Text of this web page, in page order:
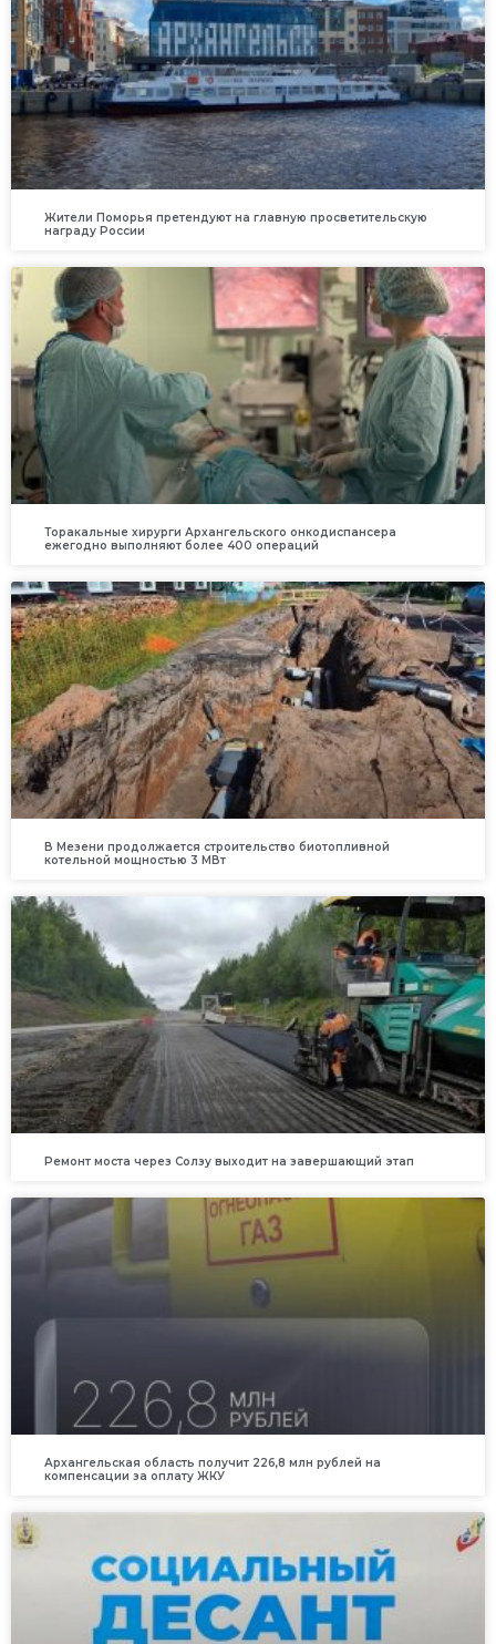
Жители Поморья претендуют на главную просветительскую
награду России
Торакальные хирурги Архангельского онкодиспансера
ежегодно выполняют более 400 операций
В Мезени продолжается строительство биотопливной
котельной мощностью 3 МВт
Ремонт моста через Солзу выходит на завершающий этап
Архангельская область получит 226,8 млн рублей на
компенсации за оплату ЖКУ